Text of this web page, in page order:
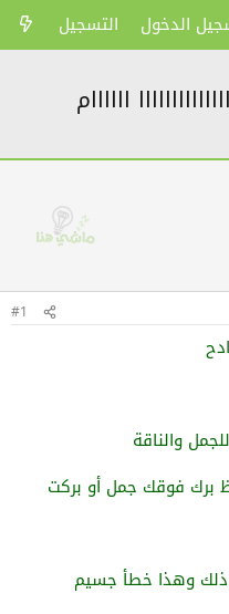
الدخول التسجيل
اااااام
#1
والناقة
برك فوقك جمل أو بركت
وهذا خطأ جسيم